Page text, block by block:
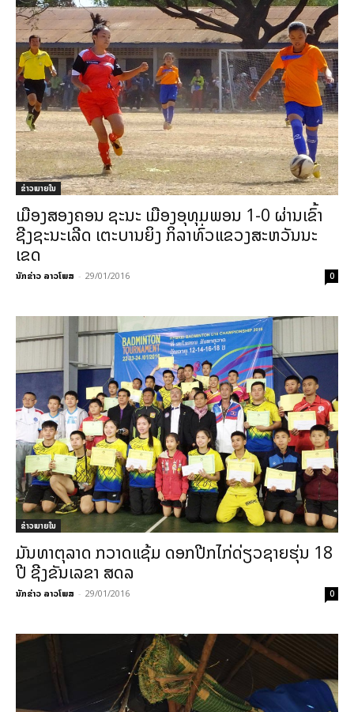
ຂ່າວພາຍ​ໃນ
ເມືອງສອງຄອນ ຊະນະ ເມືອງອຸທຸມພອນ 1-0 ຜ່ານເຂົ້າ
ຊີງຊະນະເລີດ ເຕະບານຍິງ ກິລາທົ່ວແຂວງສະຫວັນນະ
ເຂດ
ນັກຂ່າວ ລາວໂພສ - 29/01/2016 0
ຂ່າວພາຍ​ໃນ
ມັນທາຕຸລາດ ກວາດແຊ້ມ ດອກປີກໄກ່ດ່ຽວຊາຍຮຸ່ນ 18
ປີ ຊີງຂັນເລຂາ ສດລ
ນັກຂ່າວ ລາວໂພສ - 29/01/2016 0